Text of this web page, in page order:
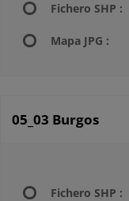
Fichero SHP :
Mapa JPG :
05_03 Burgos
Fichero SHP :